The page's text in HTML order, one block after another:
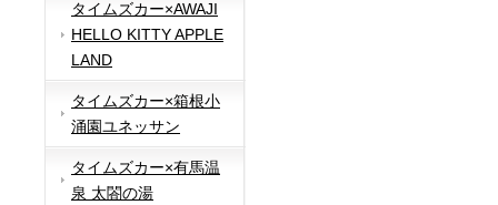
タイムズカー×AWAJI
HELLO KITTY APPLE
LAND
タイムズカー×箱根小
涌園ユネッサン
タイムズカー×有馬温
泉 太閤の湯